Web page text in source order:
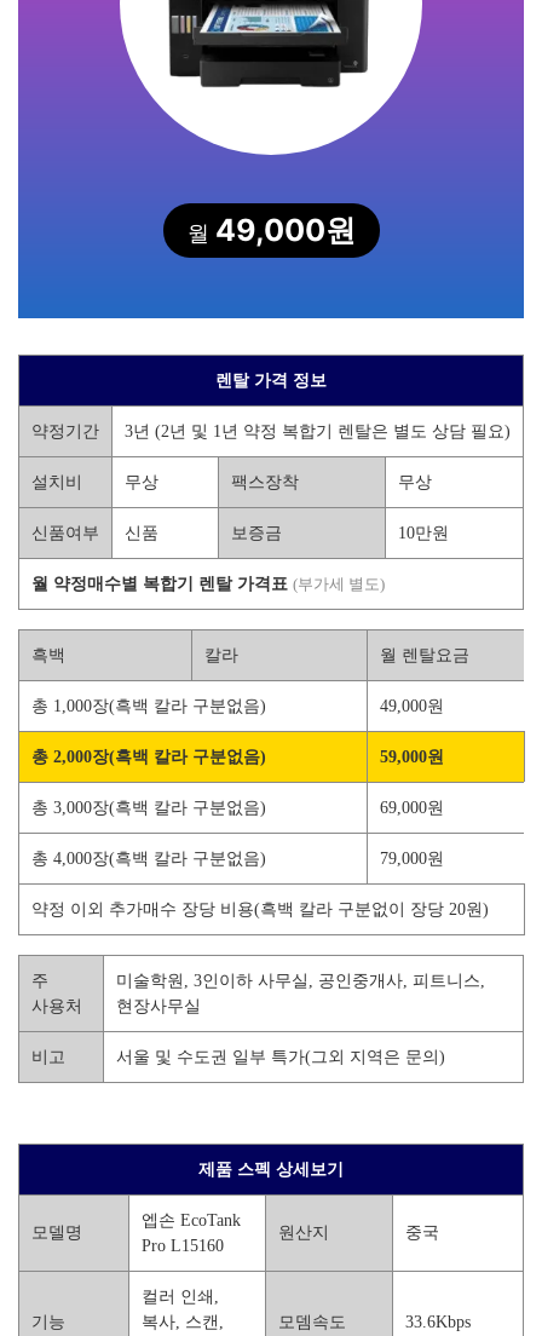
월 49,000원
렌탈 가격 정보
약정기간 3년 (2년 및 1년 약정 복합기 렌탈은 별도 상담 필요)
설치비 무상 팩스장착 무상
신품여부 신품 보증금 10만원
월 약정매수별 복합기 렌탈 가격표 (부가세 별도)
흑백 칼라 월 렌탈요금
총 1,000장(흑백 칼라 구분없음) 49,000원
총 2,000장(흑백 칼라 구분없음) 59,000원
총 3,000장(흑백 칼라 구분없음) 69,000원
총 4,000장(흑백 칼라 구분없음) 79,000원
약정 이외 추가매수 장당 비용(흑백 칼라 구분없이 장당 20원)
주
사용처
미술학원, 3인이하 사무실, 공인중개사, 피트니스,
현장사무실
비고 서울 및 수도권 일부 특가(그외 지역은 문의)
제품 스펙 상세보기
모델명
엡손 EcoTank
Pro L15160
원산지 중국
기능
컬러 인쇄,
복사, 스캔,
모뎀속도 33.6Kbps